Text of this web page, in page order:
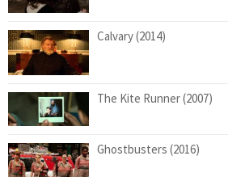
Calvary (2014)
The Kite Runner (2007)
Ghostbusters (2016)